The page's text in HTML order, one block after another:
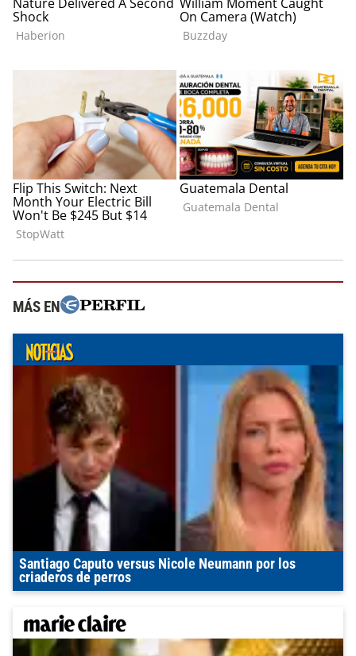
MÁS EN
Santiago Caputo versus Nicole Neumann por los
criaderos de perros